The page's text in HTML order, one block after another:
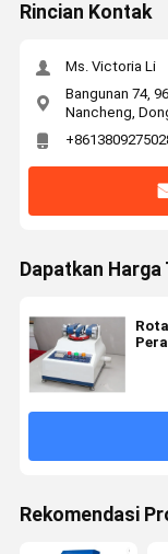
Rincian Kontak
Ms. Victoria Li
Bangunan 74,
Nancheng,
Dapatkan
Rekomendasi